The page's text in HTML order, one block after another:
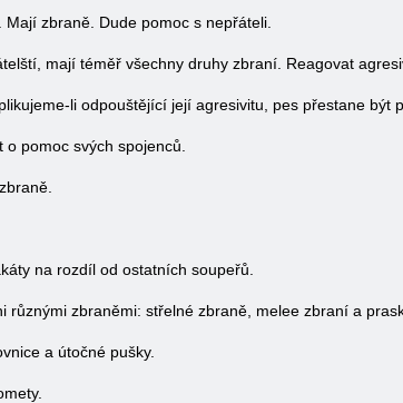
zbraně. Dude pomoc s nepřáteli.
mají téměř všechny druhy zbraní. Reagovat
li odpouštějící její agresivitu, pes přestane být
pomoc svých spojenců.
na rozdíl od ostatních soupeřů.
různými zbraněmi: střelné zbraně, melee zbraní a
a útočné pušky.